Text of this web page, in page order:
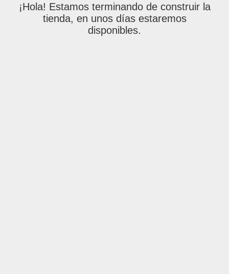
¡Hola! Estamos terminando de construir la
tienda, en unos días estaremos
disponibles.